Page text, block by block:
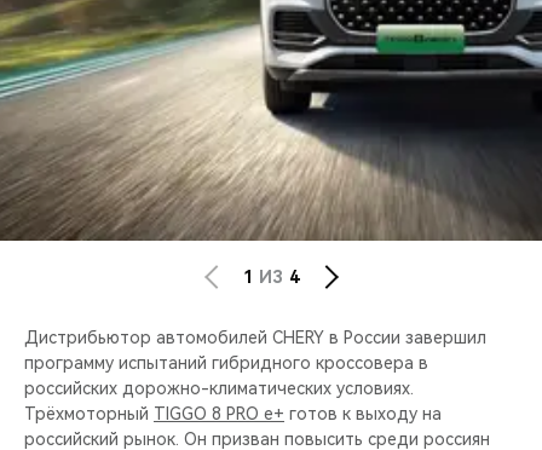
CHERY И СПОРТ
НАШИ МЕРОПРИЯТИЯ
ВИДЕООБЗОРЫ
1 ИЗ 4
Дистрибьютор автомобилей CHERY в России завершил
программу испытаний гибридного кроссовера в
российских дорожно-климатических условиях.
Трёхмоторный TIGGO 8 PRO e+ готов к выходу на
российский рынок. Он призван повысить среди россиян